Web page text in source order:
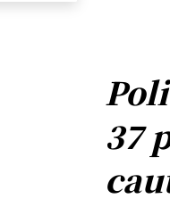
37